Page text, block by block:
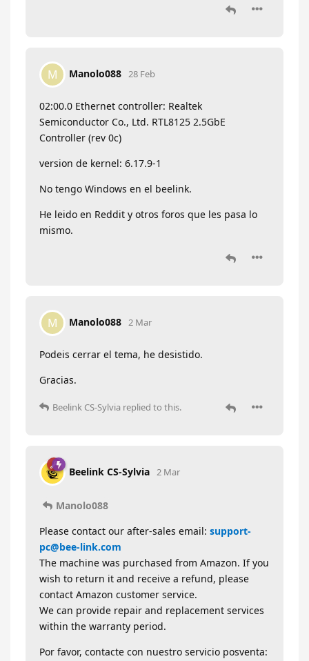
M Manolo088 28 Feb
02:00.0 Ethernet controller: Realtek
Semiconductor Co., Ltd. RTL8125 2.5GbE
Controller (rev 0c)
version de kernel: 6.17.9-1
No tengo Windows en el beelink.
He leido en Reddit y otros foros que les pasa lo
mismo.
M Manolo088 2 Mar
Podeis cerrar el tema, he desistido.
Gracias.
Beelink CS-Sylvia replied to this.
Beelink CS-Sylvia 2 Mar
Manolo088
Please contact our after-sales email: support-
pc@bee-link.com
The machine was purchased from Amazon. If you
wish to return it and receive a refund, please
contact Amazon customer service.
We can provide repair and replacement services
within the warranty period.
Por favor, contacte con nuestro servicio posventa: